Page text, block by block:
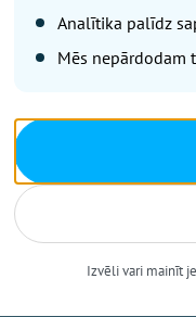
Analītika palīdz
Mēs nepārdodam
Izvēli vari mainīt